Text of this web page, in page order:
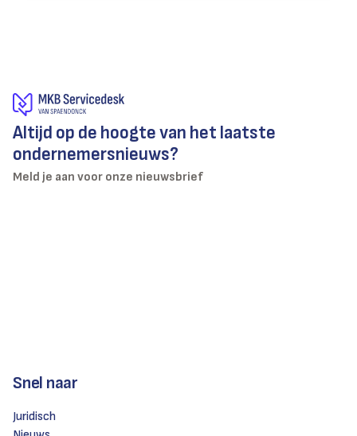
Altijd op de hoogte van het laatste
ondernemersnieuws?
Meld je aan voor onze nieuwsbrief
Snel naar
Juridisch